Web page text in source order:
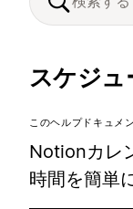
スケジュ
このヘルプドキュメ
Notionカレ
時間を簡単